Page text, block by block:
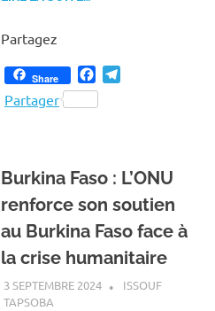
Partagez
Share Facebook
Partager
Burkina Faso : L’ONU
renforce son soutien
au Burkina Faso face à
la crise humanitaire
3 SEPTEMBRE 2024
ISSOUF
TAPSOBA